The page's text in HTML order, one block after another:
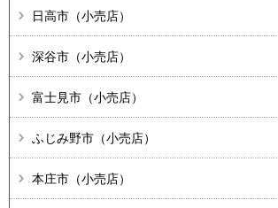
日高市（小売店）
深谷市（小売店）
富士見市（小売店）
ふじみ野市（小売店）
本庄市（小売店）